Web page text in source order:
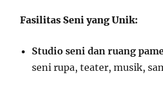
Fasilitas Seni yang Unik:
Studio seni dan ruang
seni rupa, teater, musik,